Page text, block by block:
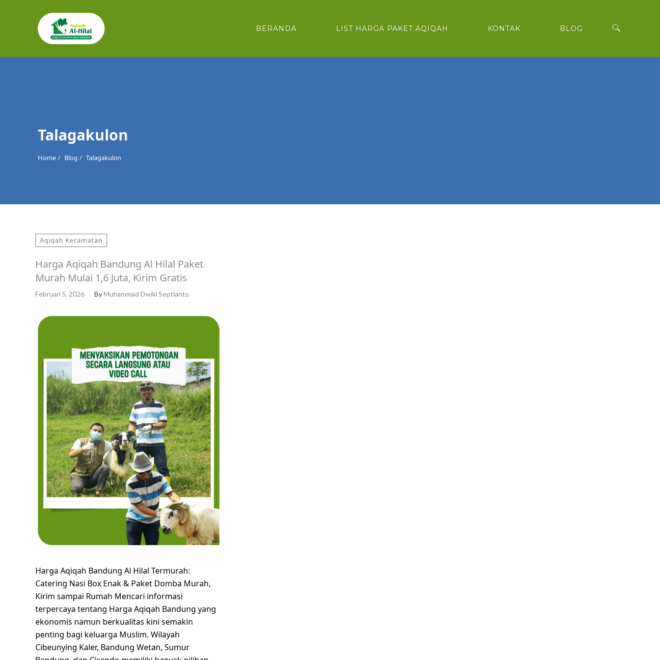
BERANDA LIST HARGA PAKET AQIQAH KONTAK BLOG
Cari
Talagakulon
Home Blog Talagakulon
Aqiqah Kecamatan
Harga Aqiqah Bandung Al Hilal Paket
Murah Mulai 1,6 Juta, Kirim Gratis
Februari 5, 2026 ByMuhammad Dwiki Septianto
Harga Aqiqah Bandung Al Hilal Termurah:
Catering Nasi Box Enak & Paket Domba Murah,
Kirim sampai Rumah Mencari informasi
terpercaya tentang Harga Aqiqah Bandung yang
ekonomis namun berkualitas kini semakin
penting bagi keluarga Muslim. Wilayah
Cibeunying Kaler, Bandung Wetan, Sumur